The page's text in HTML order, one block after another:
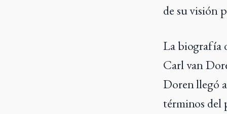
de su visión
La biografía
Carl van
Doren llegó
términos del